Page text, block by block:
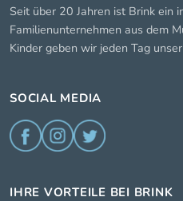
Seit über 20 Jahren ist Brink ein
Familienunternehmen aus dem
Kinder geben wir jeden Tag
SOCIAL MEDIA
IHRE VORTEILE BEI BRINK